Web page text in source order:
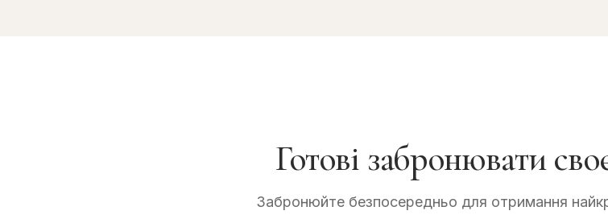
Готові забронювати
Забронюйте безпосередньо для отримання